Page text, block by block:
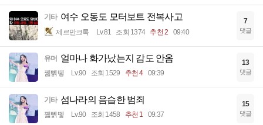
기타 여수 오동도 모터보트 전복사고
제르만크록 Lv.81 조회 1374 추천 2 09:40
7
댓글
유머 얼마나 화가났는지 감도 안옴
꿻뻵뗗 Lv.90 조회 1529 추천 4 09:39
13
댓글
기타 섬나라의 음습한 범죄
꿻뻵뗗 Lv.90 조회 1458 추천 1 09:37
15
댓글